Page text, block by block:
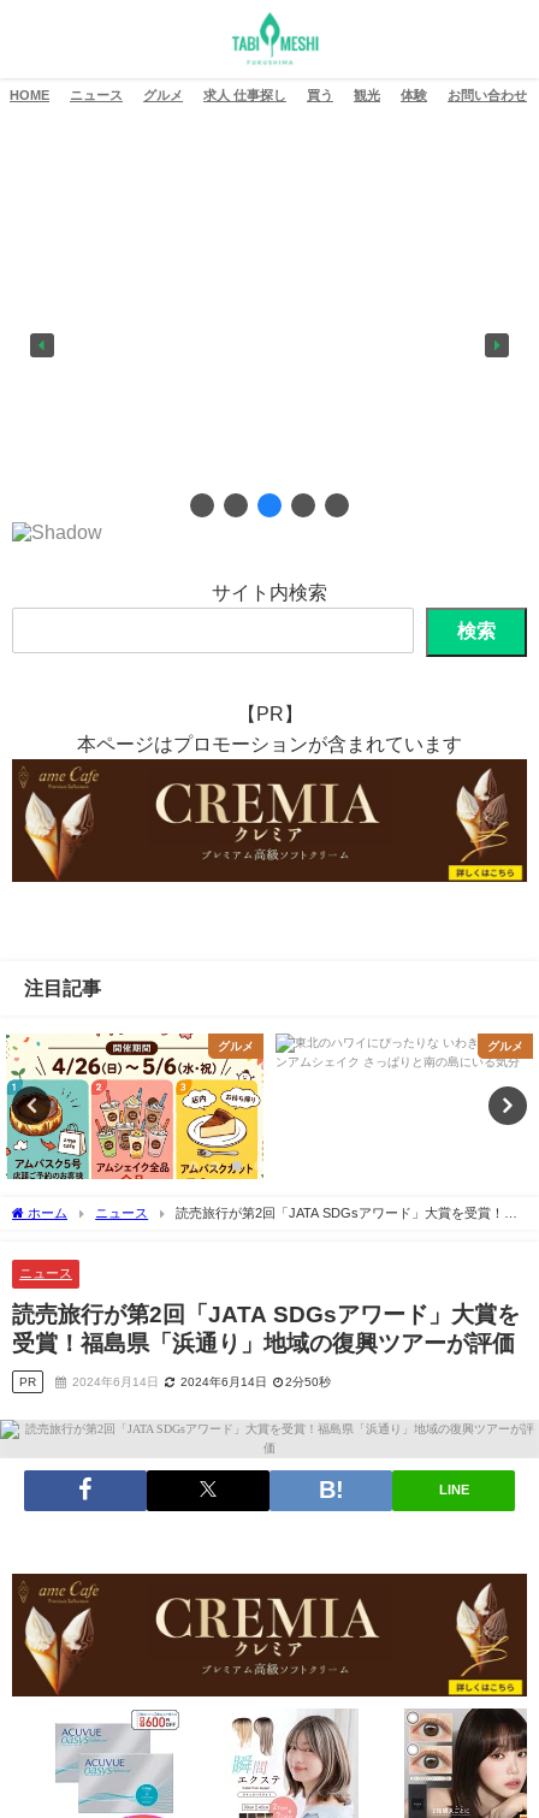
HOME ニュース グルメ 求人 仕事探し 買う 観光 体験 お問い合わせ
サイト内検索
検索
【PR】
本ページはプロモーションが含まれています
注目記事
グルメ グルメ
ホーム ニュース
読売旅行が第2回「JATA SDGsアワード」大賞を受賞！福
ニュース
読売旅行が第2回「JATA SDGsアワード」大賞を
受賞！福島県「浜通り」地域の復興ツアーが評価
PR 2024年6月14日 2024年6月14日 2分50秒
LINE